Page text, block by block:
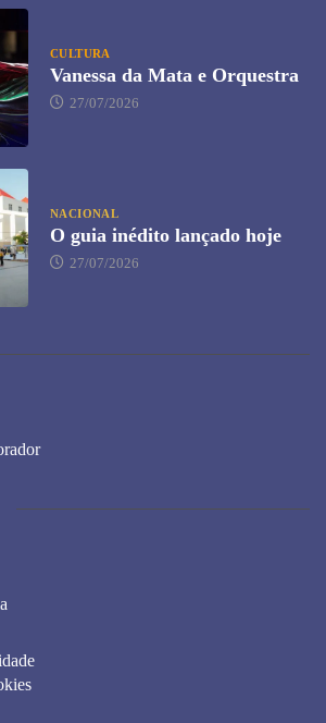
CULTURA
Vanessa da Mata e Orquestra
27/07/2026
NACIONAL
O guia inédito lançado hoje
27/07/2026